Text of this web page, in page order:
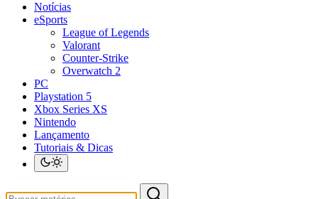
Notícias
eSports
League of Legends
Valorant
Counter-Strike
Overwatch 2
PC
Playstation 5
Xbox Series XS
Nintendo
Lançamento
Tutoriais & Dicas